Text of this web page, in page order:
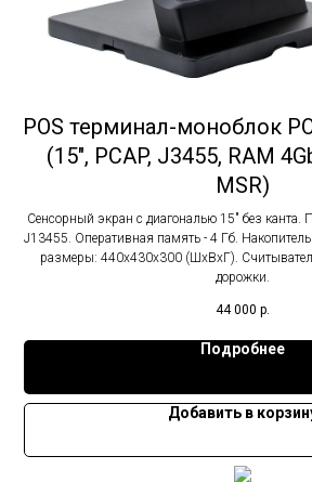
POS терминал-моноблок
(15", PCAP, J3455, RAM
MSR)
Сенсорный экран с диагональю 15" без канта.
J13455. Оперативная память - 4 Гб.
размеры: 440х430х300 (ШхВхГ).
дорожки.
44 000 р.
Подробнее
Добавить в